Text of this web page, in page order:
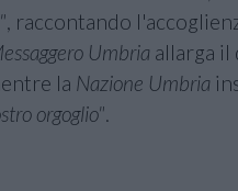
, raccontando
Umbria allarga il
la Nazione Umbria
orgoglio"